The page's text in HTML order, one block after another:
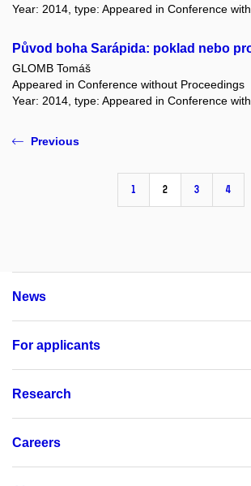
Year: 2014, type: Appeared in Conference
Původ boha Sarápida: poklad nebo
GLOMB Tomáš
Appeared in Conference without Proceedings
Year: 2014, type: Appeared in Conference
Previous
1 2 3 4
News
For applicants
Research
Careers